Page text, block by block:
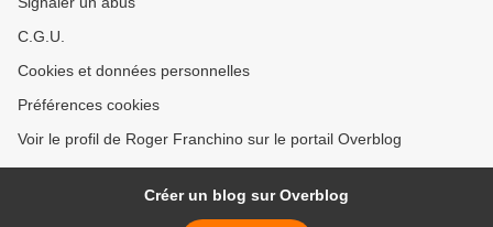
C.G.U.
Cookies et données personnelles
Préférences cookies
Voir le profil de Roger Franchino sur le portail Overblog
Créer un blog sur Overblog